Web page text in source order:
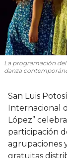
La programación del
danza
San Luis
Internacional
López”
participación
agrupaciones
gratuitas